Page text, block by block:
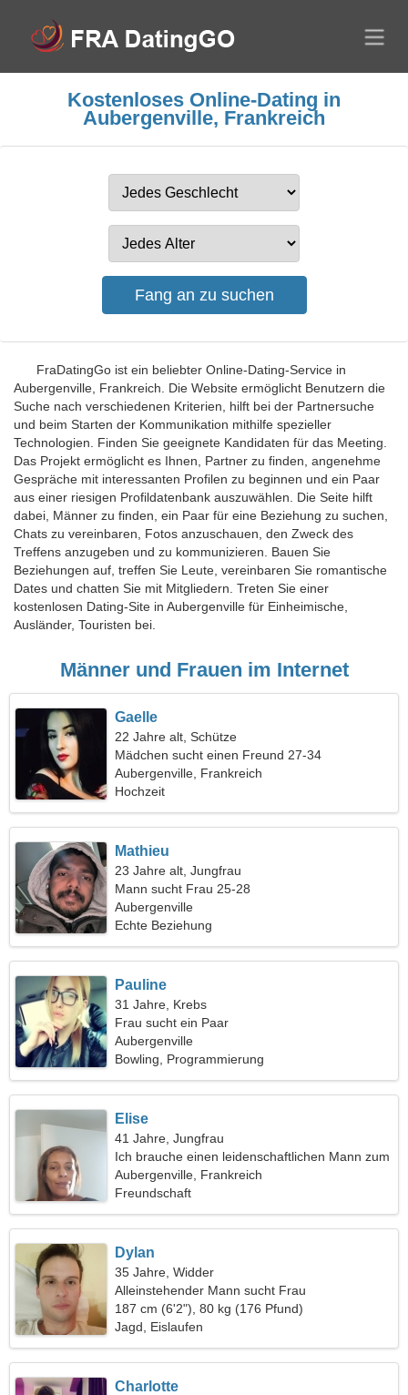
Kostenloses Online-Dating in
Aubergenville, Frankreich
FraDatingGo ist ein beliebter Online-Dating-Service in
Aubergenville, Frankreich. Die Website ermöglicht Benutzern die
Suche nach verschiedenen Kriterien, hilft bei der Partnersuche
und beim Starten der Kommunikation mithilfe spezieller
Technologien. Finden Sie geeignete Kandidaten für das Meeting.
Das Projekt ermöglicht es Ihnen, Partner zu finden, angenehme
Gespräche mit interessanten Profilen zu beginnen und ein Paar
aus einer riesigen Profildatenbank auszuwählen. Die Seite hilft
dabei, Männer zu finden, ein Paar für eine Beziehung zu suchen,
Chats zu vereinbaren, Fotos anzuschauen, den Zweck des
Treffens anzugeben und zu kommunizieren. Bauen Sie
Beziehungen auf, treffen Sie Leute, vereinbaren Sie romantische
Dates und chatten Sie mit Mitgliedern. Treten Sie einer
kostenlosen Dating-Site in Aubergenville für Einheimische,
Ausländer, Touristen bei.
Männer und Frauen im Internet
Gaelle
22 Jahre alt, Schütze
Mädchen sucht einen Freund 27-34
Aubergenville, Frankreich
Hochzeit
Mathieu
23 Jahre alt, Jungfrau
Mann sucht Frau 25-28
Aubergenville
Echte Beziehung
Pauline
31 Jahre, Krebs
Frau sucht ein Paar
Aubergenville
Bowling, Programmierung
Elise
41 Jahre, Jungfrau
Ich brauche einen leidenschaftlichen Mann zum
Reisen
Aubergenville, Frankreich
Freundschaft
Dylan
35 Jahre, Widder
Alleinstehender Mann sucht Frau
187 cm (6'2"), 80 kg (176 Pfund)
Jagd, Eislaufen
Charlotte